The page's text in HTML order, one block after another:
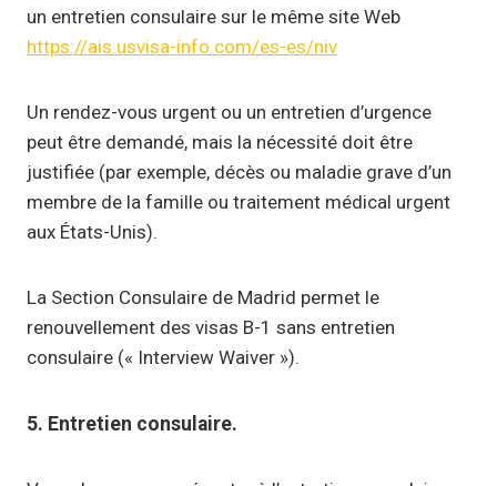
un entretien consulaire sur le même site Web
https://ais.usvisa-info.com/es-es/niv
Un rendez-vous urgent ou un entretien d’urgence
peut être demandé, mais la nécessité doit être
justifiée (par exemple, décès ou maladie grave d’un
membre de la famille ou traitement médical urgent
aux États-Unis).
La Section Consulaire de Madrid permet le
renouvellement des visas B-1 sans entretien
consulaire (« Interview Waiver »).
5. Entretien consulaire.